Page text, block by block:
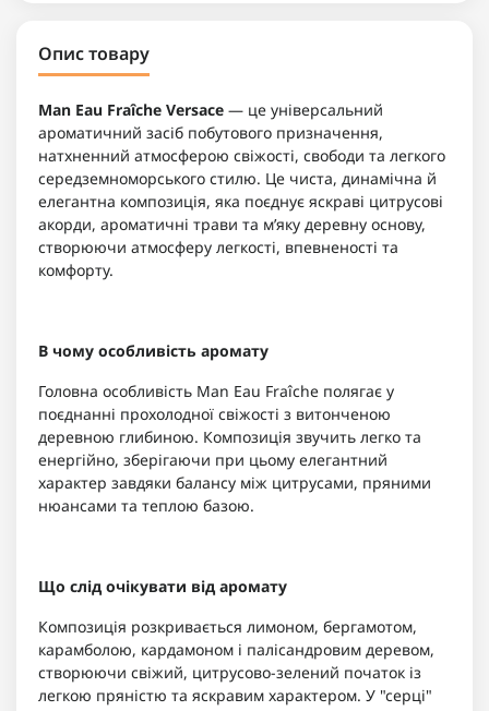
Опис товару
Man Eau Fraîche Versace — це універсальний
ароматичний засіб побутового призначення,
натхненний атмосферою свіжості, свободи та легкого
середземноморського стилю. Це чиста, динамічна й
елегантна композиція, яка поєднує яскраві цитрусові
акорди, ароматичні трави та м’яку деревну основу,
створюючи атмосферу легкості, впевненості та
комфорту.
В чому особливість аромату
Головна особливість Man Eau Fraîche полягає у
поєднанні прохолодної свіжості з витонченою
деревною глибиною. Композиція звучить легко та
енергійно, зберігаючи при цьому елегантний
характер завдяки балансу між цитрусами, пряними
нюансами та теплою базою.
Що слід очікувати від аромату
Композиція розкривається лимоном, бергамотом,
карамболою, кардамоном і палісандровим деревом,
створюючи свіжий, цитрусово-зелений початок із
легкою пряністю та яскравим характером. У "серці"